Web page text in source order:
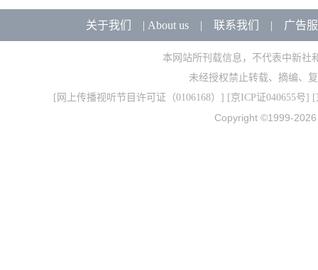
关于我们 | About us| 联系我们 | 广告
本网站所刊载信息，不代表中新社
未经授权禁止转载、摘编、
[ 网上传播视听节目许可证（0106168） ] [京ICP证040655号] [
Copyright ©1999-